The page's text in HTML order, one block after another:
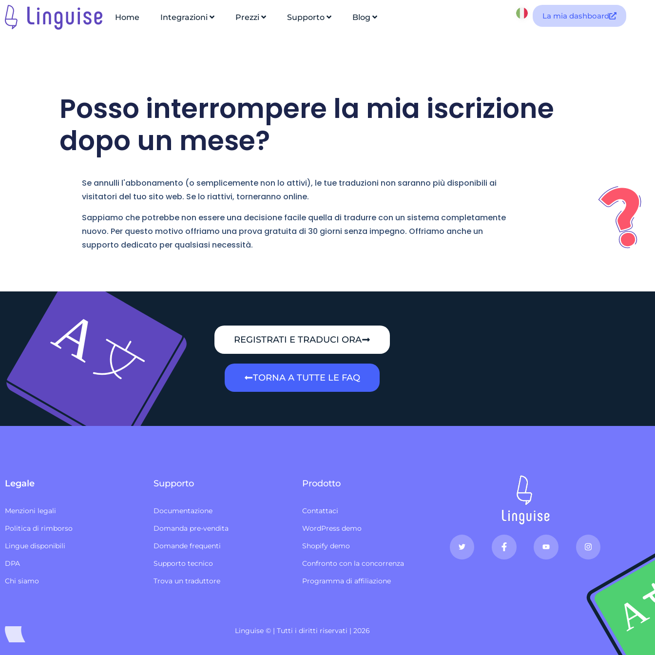
Home Integrazioni Prezzi Supporto Blog La mia dashboard
Posso interrompere la mia iscrizione
dopo un mese?
Se annulli l'abbonamento (o semplicemente non lo attivi), le tue traduzioni non saranno più disponibili ai
visitatori del tuo sito web. Se lo riattivi, torneranno online.
Sappiamo che potrebbe non essere una decisione facile quella di tradurre con un sistema completamente
nuovo. Per questo motivo offriamo una prova gratuita di 30 giorni senza impegno. Offriamo anche un
supporto dedicato per qualsiasi necessità.
REGISTRATI E TRADUCI ORA
TORNA A TUTTE LE FAQ
Legale
Menzioni legali
Politica di rimborso
Lingue disponibili
DPA
Chi siamo
Supporto
Documentazione
Domanda pre-vendita
Domande frequenti
Supporto tecnico
Trova un traduttore
Prodotto
Contattaci
WordPress demo
Shopify demo
Confronto con la concorrenza
Programma di affiliazione
Linguise © | Tutti i diritti riservati | 2026